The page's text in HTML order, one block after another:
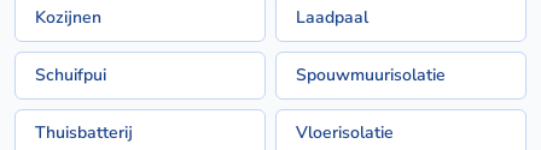
Kozijnen Laadpaal
Schuifpui Spouwmuurisolatie
Thuisbatterij Vloerisolatie